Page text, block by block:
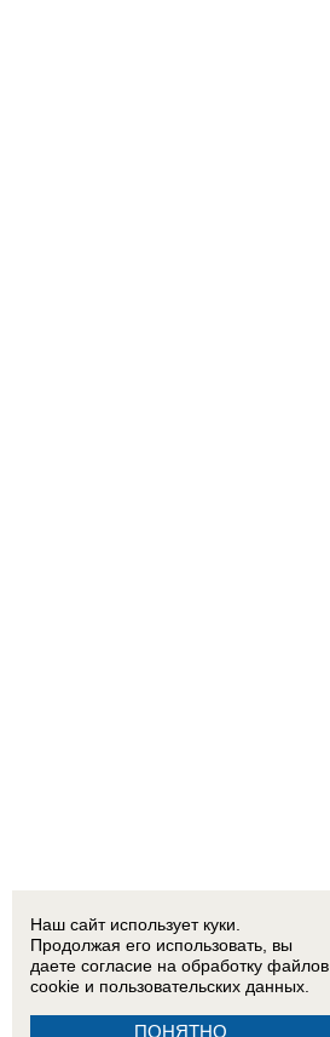
Наш сайт использует куки.
Продолжая его использовать, вы
даете согласие на обработку файлов
cookie и пользовательских данных.
ПОНЯТНО